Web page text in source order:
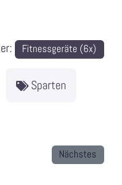
PROJEKTE & AKTIONEN
NEUIGKEITEN
Fitnessgeräte (6x)
Sparten
Nächstes